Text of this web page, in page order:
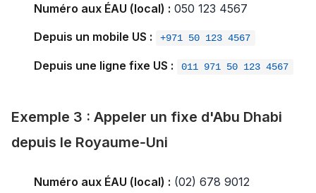
Numéro aux ÉAU (local) : 050 123 4567
Depuis un mobile US :
+971 50 123 4567
Depuis une ligne fixe US : 011 971 50 123 4567
Exemple 3 : Appeler un fixe d'Abu Dhabi
depuis le Royaume‑Uni
Numéro aux ÉAU (local) : (02) 678 9012